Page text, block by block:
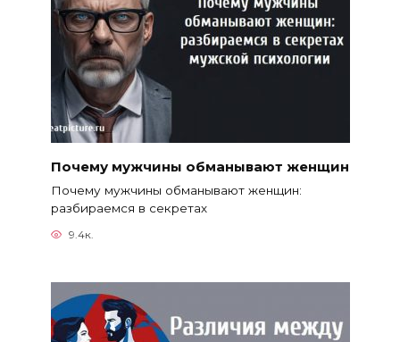
Почему мужчины обманывают женщин
Почему мужчины обманывают женщин:
разбираемся в секретах
9.4к.